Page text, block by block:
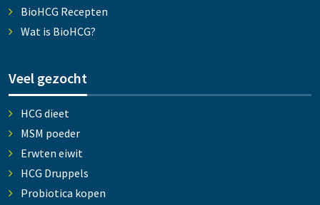
BioHCG Recepten
Wat is BioHCG?
Veel gezocht
HCG dieet
MSM poeder
Erwten eiwit
HCG Druppels
Probiotica kopen